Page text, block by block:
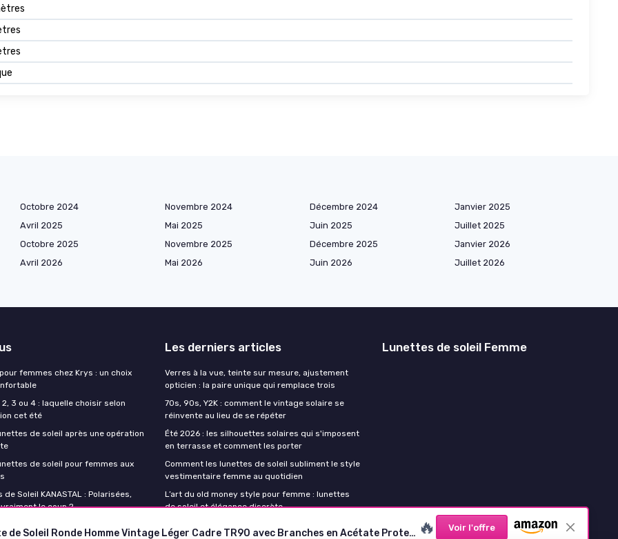
Lunettes de Soleil Femme Polarisées Rétro Lunette de Soleil Ronde Homme Vintage Léger Cadre TR90 avec Branches en Acétate Protection UV400 Monture Noir Vert/Lentille Marron dans l'image 🔥 Voir l'offre
Octobre 2024 Novembre 2024 Décembre 2024
Janvier 2025
Avril 2025 Mai 2025 Juin 2025
Juillet 2025
Octobre 2025 Novembre 2025 Décembre 2025
Janvier 2026
Avril 2026 Mai 2026 Juin 2026
Juillet 2026
femmes chez Krys : un choix
3 ou 4 : laquelle choisir selon
cet été
de soleil après une opération
de soleil pour femmes aux
Soleil KANASTAL : Polarisées,
le coup ?
Les derniers articles
Verres à la vue, teinte sur mesure, ajustement
opticien : la paire unique qui remplace trois
70s, 90s, Y2K : comment le vintage solaire se
réinvente au lieu de se répéter
Été 2026 : les silhouettes solaires qui s'imposent
en terrasse et comment les porter
Comment les lunettes de soleil subliment le style
vestimentaire femme au quotidien
L’art du old money style pour femme : lunettes
de soleil et élégance discrète
Lunettes de soleil Femme